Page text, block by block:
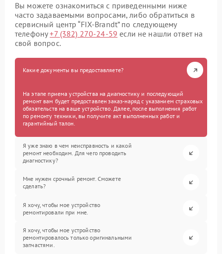
Вы можете ознакомиться с приведенными ниже
часто задаваемыми вопросами, либо обратиться в
сервисный центр “FIX-Brandt” по следующему
телефону+7 (382) 270-24-59 если не нашли ответ на
свой вопрос.
Какие документы вы предоставляете?
На этапе приема устройства на диагностику и последующий
ремонт вам будет предоставлен заказ-наряд с указанием страховых
обязательств на ваше устройство. Далее, после выполнения работ
по ремонту техники, вы получите акт выполненных работ и
гарантийный талон.
Я уже знаю в чем неисправность и какой
ремонт необходим. Для чего проводить
диагностику?
Мне нужен срочный ремонт. Сможете
сделать?
Я хочу, чтобы мое устройство
ремонтировали при мне.
Я хочу, чтобы мое устройство
ремонтировалось только оригинальными
запчастями.